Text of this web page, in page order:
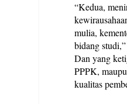
“Kedua,
mulia,
bidang
Dan yang
PPPK,
kualitas